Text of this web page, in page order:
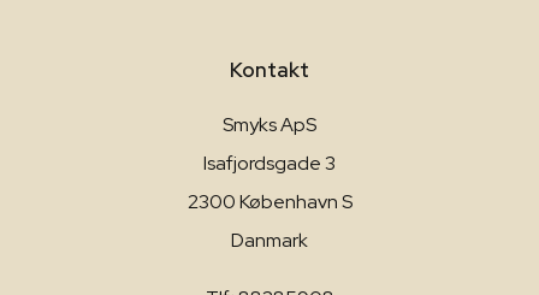
Kontakt
Smyks ApS
Isafjordsgade 3
2300 København S
Danmark